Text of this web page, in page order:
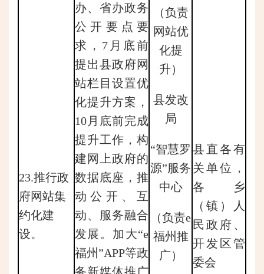
23.推行政
府网站集
约化建
设。
办、省办政务
公开要点要
求，7月底前
提出县政府网
站栏目设置优
化提升方案，
10月底前完成
提升工作，构
建网上政府的
数据底座，推
动公开、互
动、服务融合
发展。加大“e
福州”APP等政
（负责
网站优
化提
升）
县发改
局
“智慧罗
源”服务
中心
（负责e
福州推
广）
县直各有
关单位，
各乡
（镇）人
民政府、
开发区管
委会